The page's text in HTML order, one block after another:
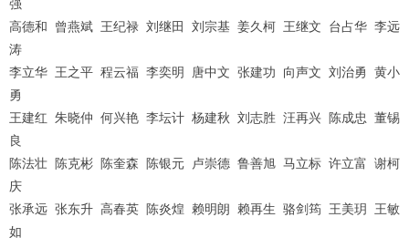
强
高德和 曾燕斌 王纪禄 刘继田 刘宗基 姜久柯 王继文 台占华 李远
涛
李立华 王之平 程云福 李奕明 唐中文 张建功 向声文 刘治勇 黄小
勇
王建红 朱晓仲 何兴艳 李坛计 杨建秋 刘志胜 汪再兴 陈成忠 董锡
良
陈法壮 陈克彬 陈奎森 陈银元 卢崇德 鲁善旭 马立标 许立富 谢柯
庆
张承远 张东升 高春英 陈炎煌 赖明朗 赖再生 骆剑筠 王美玥 王敏
如